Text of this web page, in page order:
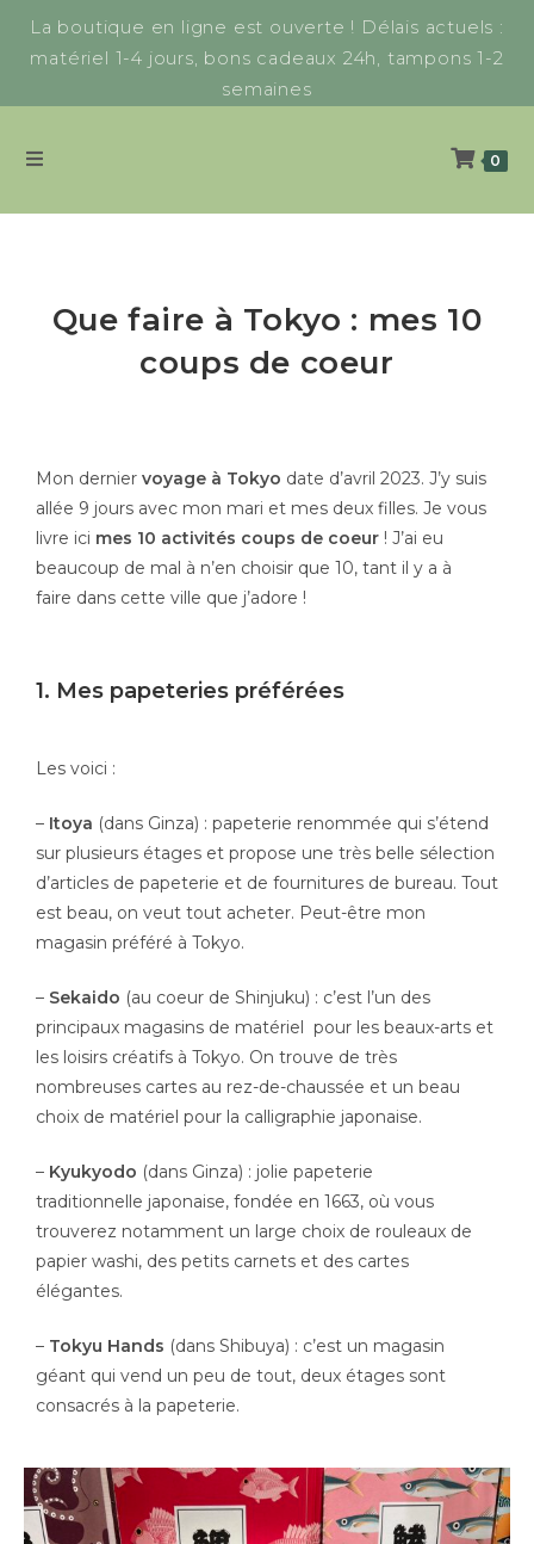
La boutique en ligne est ouverte ! Délais actuels :
matériel 1-4 jours, bons cadeaux 24h, tampons 1-2
semaines
0
Que faire à Tokyo : mes 10
coups de coeur
Mon dernier voyage à Tokyo date d’avril 2023. J’y suis
allée 9 jours avec mon mari et mes deux filles. Je vous
livre ici mes 10 activités coups de coeur ! J’ai eu
beaucoup de mal à n’en choisir que 10, tant il y a à
faire dans cette ville que j’adore !
1. Mes papeteries préférées
Les voici :
– Itoya (dans Ginza) : papeterie renommée qui s’étend
sur plusieurs étages et propose une très belle sélection
d’articles de papeterie et de fournitures de bureau. Tout
est beau, on veut tout acheter. Peut-être mon
magasin préféré à Tokyo.
– Sekaido (au coeur de Shinjuku) : c’est l’un des
principaux magasins de matériel pour les beaux-arts et
les loisirs créatifs à Tokyo. On trouve de très
nombreuses cartes au rez-de-chaussée et un beau
choix de matériel pour la calligraphie japonaise.
– Kyukyodo (dans Ginza) : jolie papeterie
traditionnelle japonaise, fondée en 1663, où vous
trouverez notamment un large choix de rouleaux de
papier washi, des petits carnets et des cartes
élégantes.
– Tokyu Hands (dans Shibuya) : c’est un magasin
géant qui vend un peu de tout, deux étages sont
consacrés à la papeterie.